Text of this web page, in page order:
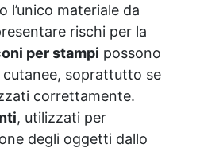
l’unico materiale da
rischi per la
per stampi possono
soprattutto se
correttamente.
, utilizzati per
degli oggetti dallo